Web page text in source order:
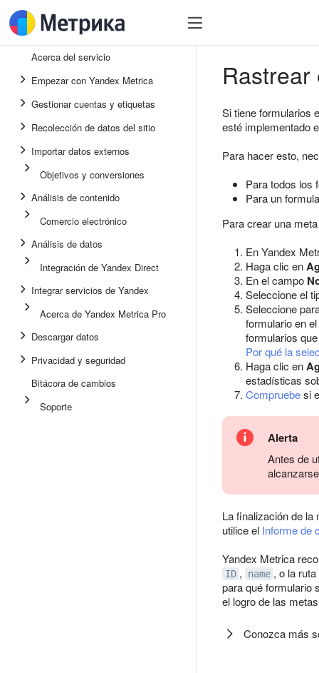
Acerca del servicio
Empezar con Yandex Metrica
Gestionar cuentas y etiquetas
Recolección de datos del sitio
Importar datos externos
Objetivos y conversiones
Análisis de contenido
Comercio electrónico
Análisis de datos
Integración de Yandex Direct
Integrar servicios de Yandex
Acerca de Yandex Metrica Pro
Descargar datos
Privacidad y seguridad
Bitácora de cambios
Soporte
Si tiene formularios
esté implementado
Para hacer esto,
Para todos los
Para un
Para crear una
En Yandex
Haga clic en
En el campo
Seleccione el
Seleccione
formulario en
formularios
Por qué la
Haga clic en
estadísticas
Compruebesi
Alerta
Antes de
La finalización de
utilice el Informe de
Yandex Metrica
ID , name , o la ruta
para qué formulario
el logro de las
Conozca más